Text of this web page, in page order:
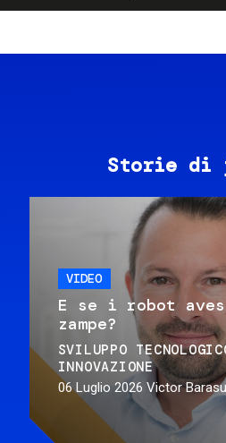
Storie di
VIDEO
E se i robot
zampe?
SVILUPPO
INNOVAZIONE
06 Luglio 2026 Victor